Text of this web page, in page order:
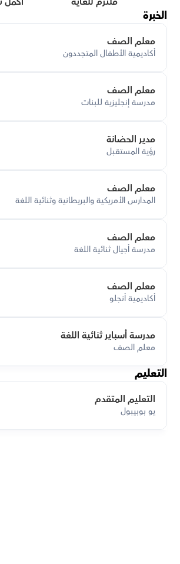
الخبرة
معلم الصف
أكاديمية الأطفال المتجددون
معلم الصف
مدرسة إنجليزية للبنات
مدير الحضانة
رؤية المستقبل
معلم الصف
المدارس الأمريكية والبريطانية وثنائية اللغة
معلم الصف
مدرسة أجيال ثنائية اللغة
معلم الصف
أكاديمية أنجلو
مدرسة أسباير ثنائية اللغة
معلم الصف
التعليم
التعليم المتقدم
يو بوبيبول